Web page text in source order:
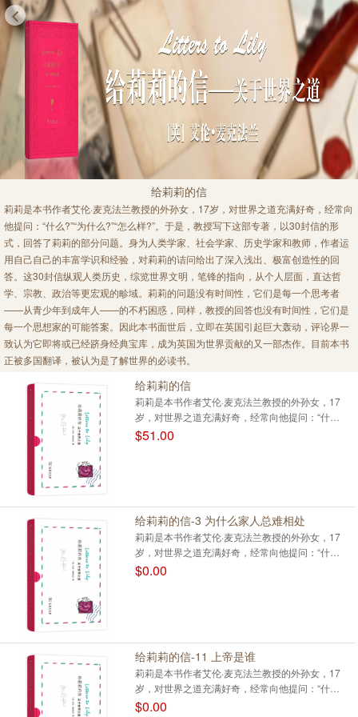
给莉莉的信
莉莉是本书作者艾伦·麦克法兰教授的外孙女，17岁，对世界之道充满好奇，经常向
他提问：“什么?”“为什么?”“怎么样?”。于是，教授写下这部专著，以30封信的形
式，回答了莉莉的部分问题。身为人类学家、社会学家、历史学家和教师，作者运
用自己自己的丰富学识和经验，对莉莉的诘问给出了深入浅出、极富创造性的回
答。这30封信纵观人类历史，综览世界文明，笔锋的指向，从个人层面，直达哲
学、宗教、政治等更宏观的畛域。莉莉的问题没有时间性，它们是每一个思考者
——从青少年到成年人——的不朽困惑，同样，教授的回答也没有时间性，它们是
每一个思想家的可能答案。因此本书面世后，立即在英国引起巨大轰动，评论界一
致认为它即将或已经跻身经典宝库，成为英国为世界贡献的又一部杰作。目前本书
正被多国翻译，被认为是了解世界的必读书。
给莉莉的信
莉莉是本书作者艾伦·麦克法兰教授的外孙女，17
岁，对世界之道充满好奇，经常向他提问：“什
么?”、“为什么?”、“怎么样?”。于是，教授写下这部
史，综览世界文明，笔锋的指向，从个人层面，直达
哲学、宗教、政治等更宏观的畛域。莉莉的问题没有
时间性，它们是每一个思考者——从青少年到成年人
——的不朽困惑，同样，教授的回答也没有时间性，
它们是每一个思想家的可能答案。因此本书面世后，
$51.00
给莉莉的信-3 为什么家人总难相处
莉莉是本书作者艾伦·麦克法兰教授的外孙女，17
岁，对世界之道充满好奇，经常向他提问：“什
么?”、“为什么?”、“怎么样?”。于是，教授写下这部
$0.00
给莉莉的信-11 上帝是谁
莉莉是本书作者艾伦·麦克法兰教授的外孙女，17
岁，对世界之道充满好奇，经常向他提问：“什
么?”、“为什么?”、“怎么样?”。于是，教授写下这部
$0.00